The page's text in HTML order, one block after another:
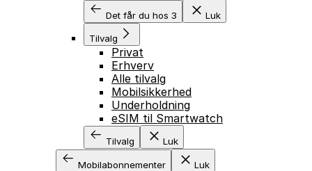
Det får du hos 3 Luk
Tilvalg
Privat
Erhverv
Alle tilvalg
Mobilsikkerhed
Underholdning
eSIM til Smartwatch
Tilvalg Luk
Mobilabonnementer Luk